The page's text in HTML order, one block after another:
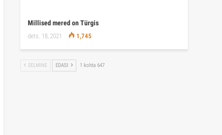
Millised mered on Türgis
dets. 18, 2021 1,745
EELMINE EDASI 1 kohta 647